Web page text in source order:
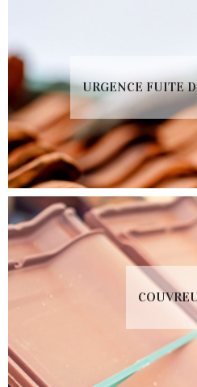
URGENCE FUITE